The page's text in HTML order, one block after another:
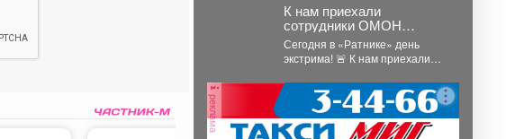
К нам приехали
сотрудники ОМОН
«Рубеж» и Росгвардии.
Сегодня в «Ратнике» день
экстрима! 🚨 К нам приехали
Росгвардии....
реклама